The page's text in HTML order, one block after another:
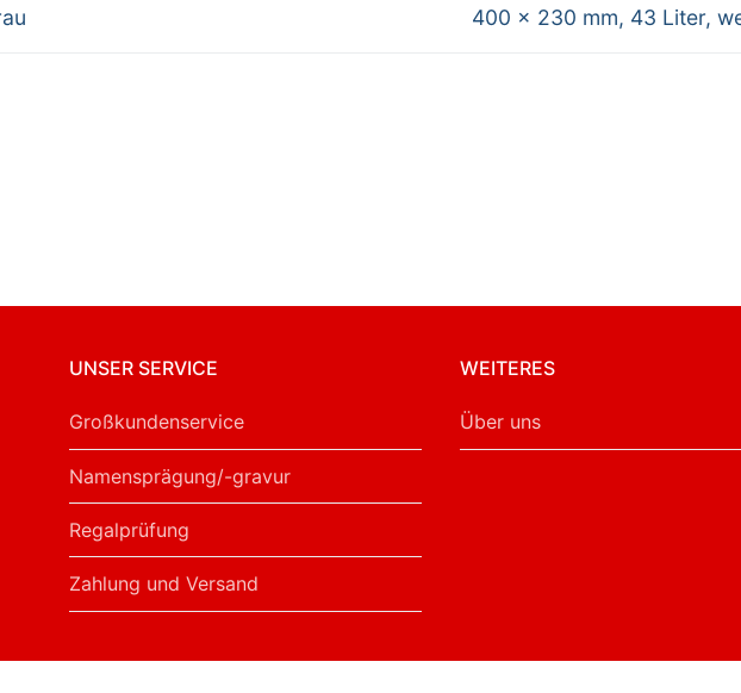
400 x 230 mm, 43 Liter,
UNSER SERVICE
Großkundenservice
Namensprägung/-gravur
Regalprüfung
Zahlung und Versand
WEITERES
Über uns